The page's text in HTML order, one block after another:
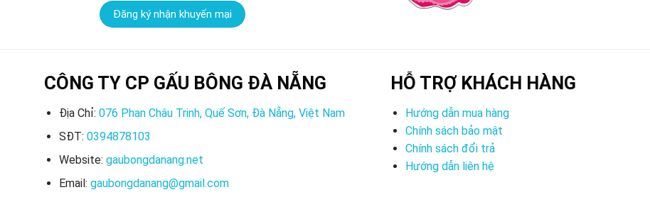
CÔNG TY CP GẤU BÔNG ĐÀ NẴNG
Địa Chỉ: 076 Phan Châu Trinh, Quế Sơn, Đà Nẵng, Việt Nam
SĐT: 0394878103
Website: gaubongdanang.net
Email: gaubongdanang@gmail.com
HỖ TRỢ KHÁCH HÀNG
Hướng dẫn mua hàng
Chính sách bảo mật
Chính sách đổi trả
Hướng dẫn liên hệ